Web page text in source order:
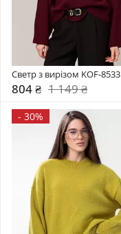
Светр з вирізом KOF-8533
804 ₴ 1 149 ₴
- 30%